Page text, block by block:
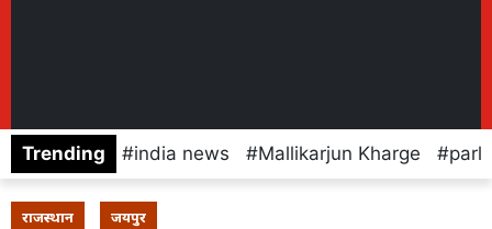
Trending india news Mallikarjun Kharge
राजस्थान जयपुर